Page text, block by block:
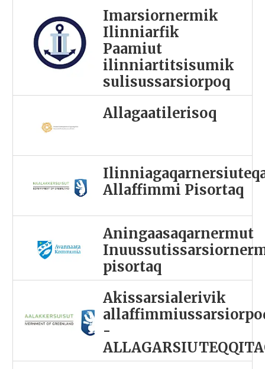
Imarsiornermik
Ilinniarfik
Paamiut
ilinniartitsisumik
sulisussarsiorpoq
Allagaatilerisoq
Allaffimmi Pisortaq
Aningaasaqarnermut
pisortaq
Akissarsialerivik
-